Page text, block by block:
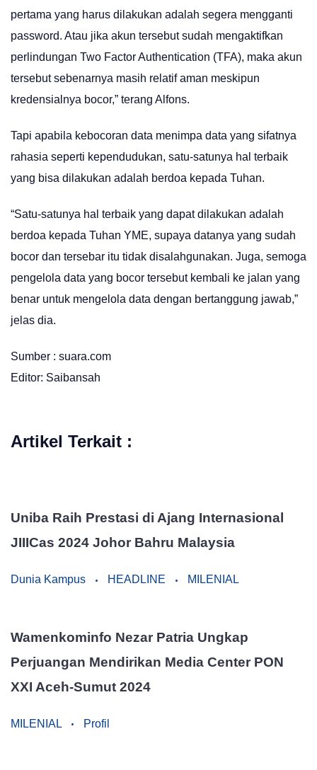
pertama yang harus dilakukan adalah segera mengganti
password. Atau jika akun tersebut sudah mengaktifkan
perlindungan Two Factor Authentication (TFA), maka akun
tersebut sebenarnya masih relatif aman meskipun
kredensialnya bocor,” terang Alfons.
Tapi apabila kebocoran data menimpa data yang sifatnya
rahasia seperti kependudukan, satu-satunya hal terbaik
yang bisa dilakukan adalah berdoa kepada Tuhan.
“Satu-satunya hal terbaik yang dapat dilakukan adalah
berdoa kepada Tuhan YME, supaya datanya yang sudah
bocor dan tersebar itu tidak disalahgunakan. Juga, semoga
pengelola data yang bocor tersebut kembali ke jalan yang
benar untuk mengelola data dengan bertanggung jawab,”
jelas dia.
Sumber : suara.com
Editor: Saibansah
Artikel Terkait :
Uniba Raih Prestasi di Ajang Internasional
JIIICas 2024 Johor Bahru Malaysia
Dunia Kampus HEADLINE MILENIAL
Wamenkominfo Nezar Patria Ungkap
Perjuangan Mendirikan Media Center PON
XXI Aceh-Sumut 2024
MILENIAL Profil